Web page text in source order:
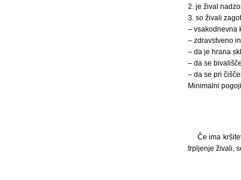
2. je žival
3. so živali
– vsakodnevna
– zdravstveno
– da je hrana
– da se
– da se pri
Minimalni
Če ima
trpljenje živali,